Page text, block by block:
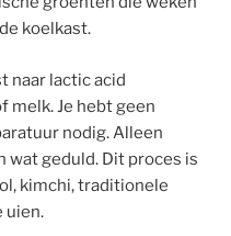
koelkast.
naar lactic acid
melk. Je hebt geen
nodig. Alleen
wat geduld. Dit proces is
kimchi, traditionele
uien.